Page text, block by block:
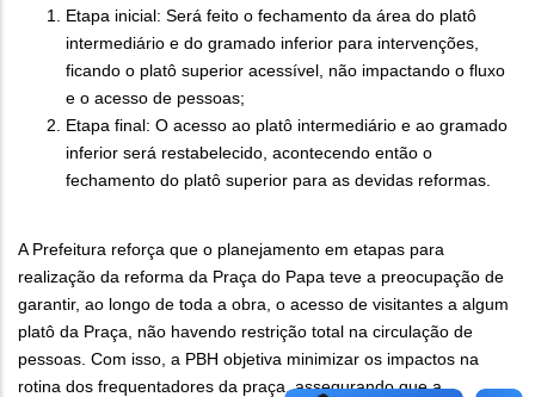
Etapa inicial: Será feito o fechamento da área do platô
intermediário e do gramado inferior para intervenções,
ficando o platô superior acessível, não impactando o fluxo
e o acesso de pessoas;
Etapa final: O acesso ao platô intermediário e ao gramado
inferior será restabelecido, acontecendo então o
fechamento do platô superior para as devidas reformas.
A Prefeitura reforça que o planejamento em etapas para
realização da reforma da Praça do Papa teve a preocupação de
garantir, ao longo de toda a obra, o acesso de visitantes a algum
platô da Praça, não havendo restrição total na circulação de
pessoas. Com isso, a PBH objetiva minimizar os impactos na
rotina dos frequentadores da praça, assegurando que a